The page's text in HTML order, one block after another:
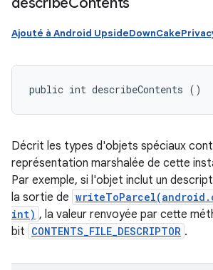
Ajouté à Android
public int describeContents ()
Décrit les types d'objets spéciaux
représentation marshalée de cette
Par exemple, si l'objet inclut un
la sortie de
int) , la valeur renvoyée par cette
bit CONTENTS_FILE_DESCRIPTOR .